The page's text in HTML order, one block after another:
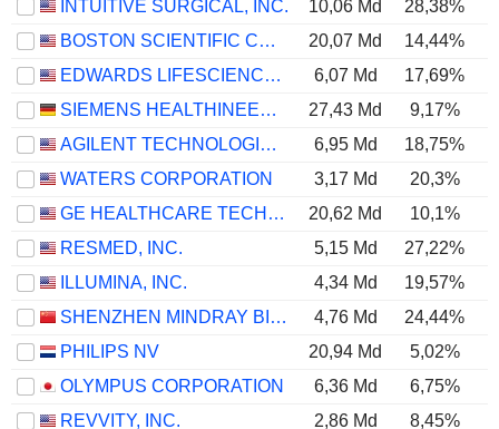
INTUITIVE SURGICAL, INC.
10,06 Md 28,38%
BOSTON SCIENTIFIC CORPORATION
20,07 Md 14,44%
EDWARDS LIFESCIENCES CORPORATION
6,07 Md 17,69%
SIEMENS HEALTHINEERS AG
27,43 Md 9,17%
AGILENT TECHNOLOGIES, INC.
6,95 Md 18,75%
WATERS CORPORATION
3,17 Md 20,3%
GE HEALTHCARE TECHNOLOGIES INC.
20,62 Md 10,1%
RESMED, INC.
5,15 Md 27,22%
ILLUMINA, INC.
4,34 Md 19,57%
SHENZHEN MINDRAY BIO-MEDICAL ELECTRONICS CO., LTD.
4,76 Md 24,44%
PHILIPS NV
20,94 Md 5,02%
OLYMPUS CORPORATION
6,36 Md 6,75%
REVVITY, INC.
2,86 Md 8,45%